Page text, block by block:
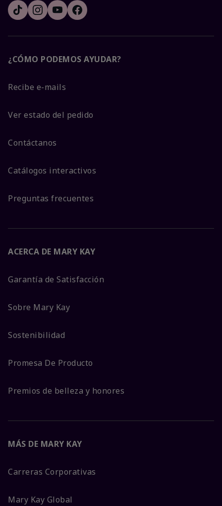
¿CÓMO PODEMOS AYUDAR?
Recibe e-mails
Ver estado del pedido
Contáctanos
Catálogos interactivos
Preguntas frecuentes
ACERCA DE MARY KAY
Garantía de Satisfacción
Sobre Mary Kay
Sostenibilidad
Promesa De Producto
Premios de belleza y honores
MÁS DE MARY KAY
Carreras Corporativas
Mary Kay Global